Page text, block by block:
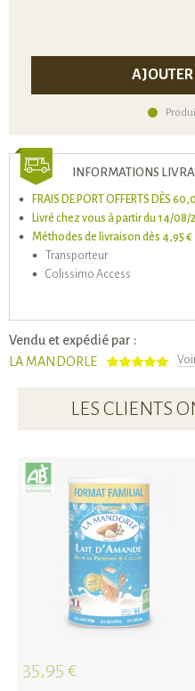
INFORMATIONS
FRAIS DE PORT OFFERTS DÈS
Livré chez vous à partir du 14/08/
Méthodes de livraison dès 4,95 €
Transporteur
Colissimo Access
Vendu et expédié par :
LA MANDORLE
LES CLIENTS
35,95 €